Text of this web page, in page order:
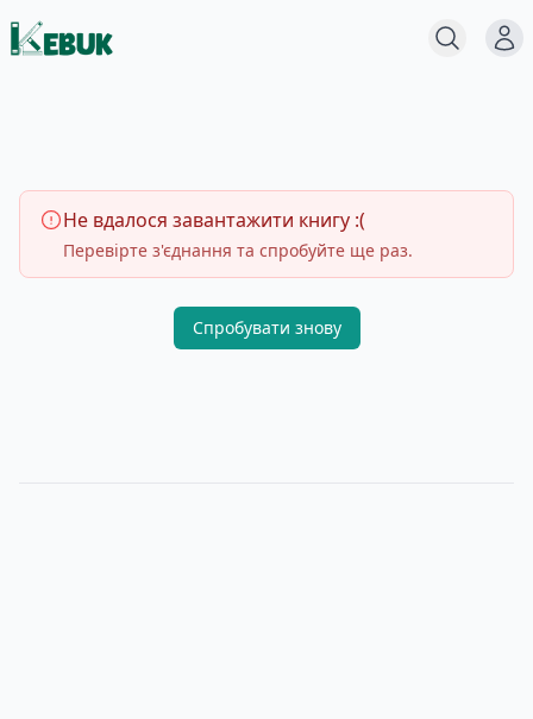
Пошук
Не вдалося завантажити книгу :(
Перевірте з'єднання та спробуйте ще раз.
Спробувати знову